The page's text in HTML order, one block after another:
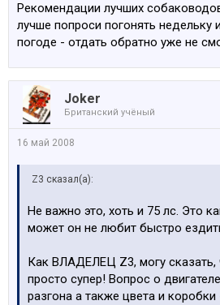
Рекомендации лучших
лучше попроси погонять недельку
погоде - отдать обратно уже не
Joker
Британский учёный
16 май 2008
Z3 сказал(а):
Не важно это, хоть и 75 лс. Это
может он не любит быстро
Как ВЛАДЕЛЕЦ Z3, могу
просто супер! Вопрос о
разгона а также цвета и коробки